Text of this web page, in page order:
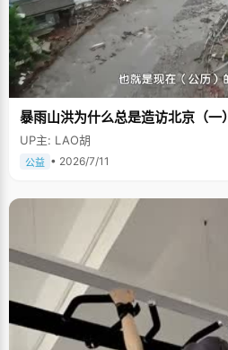
暴雨山洪为什么总是造访北京（一）
UP主: LAO胡
公益 • 2026/7/11